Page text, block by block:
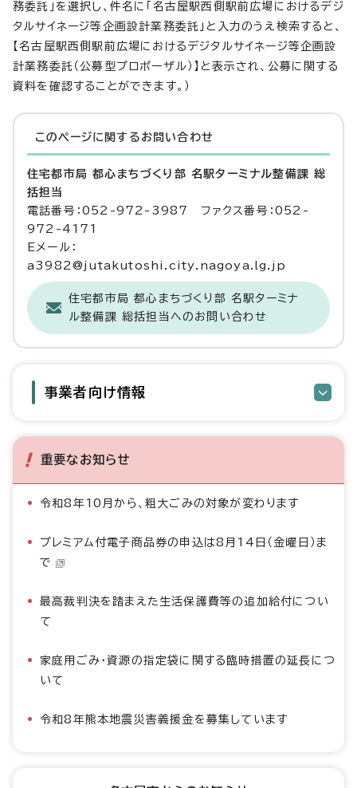
務委託」を選択し、件名に「名古屋駅西側駅前広場におけるデジ
タルサイネージ等企画設計業務委託」と入力のうえ検索すると、
【名古屋駅西側駅前広場におけるデジタルサイネージ等企画設
計業務委託（公募型プロポーザル）】と表示され、公募に関する
資料を確認することができます。）
このページに関する お問い合わせ
住宅都市局 都心まちづくり部 名駅ターミナル整備課 総
括担当
電話番号：052-972-3987 ファクス番号：052-
972-4171
Eメール：
a3982@jutakutoshi.city.nagoya.lg.jp
住宅都市局 都心まちづくり部 名駅ターミナ
ル整備課 総括担当へのお問い合わせ
事業者向け情報
重要なお知らせ
令和8年10月から、粗大ごみの対象が変わります
プレミアム付電子商品券の申込は8月14日（金曜日）ま
で
最高裁判決を踏まえた生活保護費等の追加給付につい
て
家庭用ごみ・資源の指定袋に関する臨時措置の延長につ
いて
令和8年熊本地震災害義援金を募集しています